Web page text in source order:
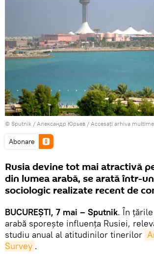
© Sputnik / Александр Юрьев / Accesați arhiva
Abonare
Rusia devine tot mai atractivă
din lumea arabă, se arată într-
sociologic realizate recent de
BUCUREȘTI, 7 mai – Sputnik. În
arabă sporește influența Rusiei,
studiu anual al atitudinilor tinerilor
Survey .